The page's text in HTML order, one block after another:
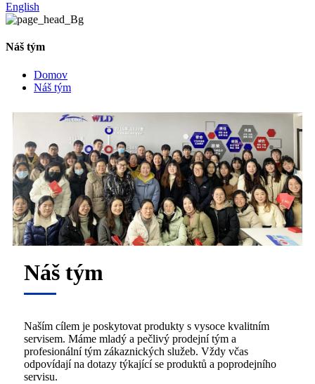
English
Náš tým
Domov
Náš tým
Náš tým
Naším cílem je poskytovat produkty s vysoce kvalitním
servisem. Máme mladý a pečlivý prodejní tým a
profesionální tým zákaznických služeb. Vždy včas
odpovídají na dotazy týkající se produktů a poprodejního
servisu.